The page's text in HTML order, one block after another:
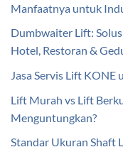
Manfaatnya untuk
Dumbwaiter Lift:
Hotel, Restoran &
Jasa Servis Lift
Lift Murah vs Lift
Menguntungkan?
Standar Ukuran Shaft